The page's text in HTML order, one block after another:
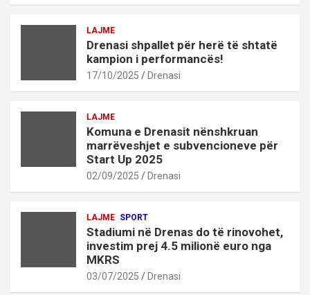
LAJME
Drenasi shpallet për herë të shtatë
kampion i performancës!
17/10/2025 Drenasi
LAJME
Komuna e Drenasit nënshkruan
marrëveshjet e subvencioneve për
Start Up 2025
02/09/2025 Drenasi
LAJME SPORT
Stadiumi në Drenas do të rinovohet,
investim prej 4.5 milionë euro nga
MKRS
03/07/2025 Drenasi